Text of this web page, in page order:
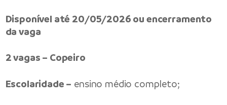
Disponível até 20/05/2026 ou encerramento
da vaga
2 vagas – Copeiro
Escolaridade – ensino médio completo;